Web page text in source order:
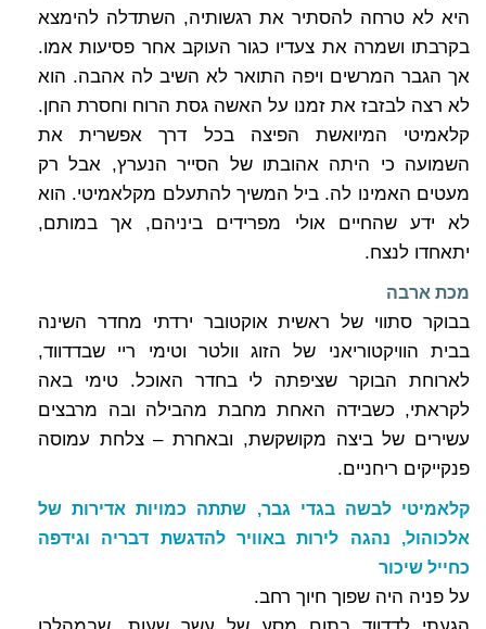
היא לא טרחה להסתיר את רגשותיה, השתדלה להימצא
בקרבתו ושמרה את צעדיו כגור העוקב אחר פסיעות אמו.
אך הגבר המרשים ויפה התואר לא השיב לה אהבה. הוא
לא רצה לבזבז את זמנו על האשה גסת הרוח וחסרת החן.
קלאמיטי המיואשת הפיצה בכל דרך אפשרית את
השמועה כי היתה אהובתו של הסייר הנערץ, אבל רק
מעטים האמינו לה. ביל המשיך להתעלם מקלאמיטי. הוא
לא ידע שהחיים אולי מפרידים ביניהם, אך במותם,
יתאחדו לנצח.
מכת ארבה
בבוקר סתווי של ראשית אוקטובר ירדתי מחדר השינה
בבית הוויקטוריאני של הזוג וולטר וטימי ריי שבדדווד,
לארוחת הבוקר שציפתה לי בחדר האוכל. טימי באה
לקראתי, כשבידה האחת מחבת מהבילה ובה מרבצים
עשירים של ביצה מקושקשת, ובאחרת – צלחת עמוסה
פנקייקים ריחניים.
קלאמיטי לבשה בגדי גבר, שתתה כמויות אדירות של
אלכוהול, נהגה לירות באוויר להדגשת דבריה וגידפה
כחייל שיכור
על פניה היה שפוך חיוך רחב.